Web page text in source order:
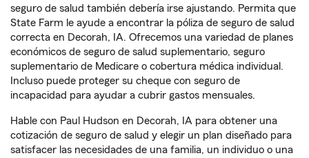
seguro de salud también debería irse ajustando. Permita que
State Farm le ayude a encontrar la póliza de seguro de salud
correcta en Decorah, IA. Ofrecemos una variedad de planes
económicos de seguro de salud suplementario, seguro
suplementario de Medicare o cobertura médica individual.
Incluso puede proteger su cheque con seguro de
incapacidad para ayudar a cubrir gastos mensuales.
Hable con Paul Hudson en Decorah, IA para obtener una
cotización de seguro de salud y elegir un plan diseñado para
satisfacer las necesidades de una familia, un individuo o una